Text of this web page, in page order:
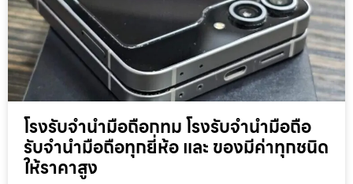
โรงรับจำนำมือถือกทม โรงรับจำนำมือถือ
รับจำนำมือถือทุกยี่ห้อ และ ของมีค่าทุกชนิด
ให้ราคาสูง